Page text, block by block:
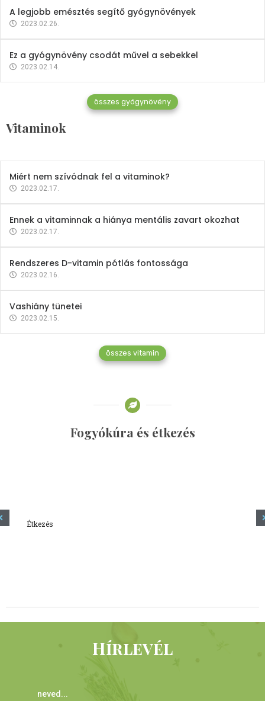
A legjobb emésztés segítő gyógynövények
2023.02.26.
Ez a gyógynövény csodát művel a sebekkel
2023.02.14.
összes gyógynövény
Vitaminok
Vitaminok
Mindent a B-12 vitaminról
2023.02.27.
Miért nem szívódnak fel a vitaminok?
2023.02.17.
Ennek a vitaminnak a hiánya mentális zavart okozhat
2023.02.17.
Rendszeres D-vitamin pótlás fontossága
2023.02.16.
Vashiány tünetei
2023.02.15.
összes vitamin
Fogyókúra és étkezés
Étkezés
Hírlevél